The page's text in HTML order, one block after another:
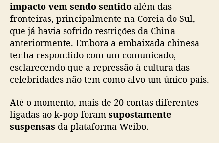
i
m
e
n
t
o
impacto vem sendo sentido além das
fronteiras, principalmente na Coreia do Sul,
que já havia sofrido restrições da China
anteriormente. Embora a embaixada chinesa
tenha respondido com um comunicado,
esclarecendo que a repressão à cultura das
celebridades não tem como alvo um único país.
Até o momento, mais de 20 contas diferentes
ligadas ao k-pop foram supostamente
suspensas da plataforma Weibo.